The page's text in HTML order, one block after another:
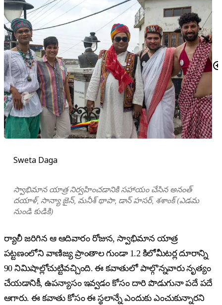
Sweta Daga
స్వాభిమాన యాత్ర నిర్వహించడానికి సహాయం చేసిన అనంత్
దయాళ్, సాన్యా జైన్, మనీశ్ థాపా, డాన్ హసర్, శశాంక్ (ఎడమ
నుండి కుడికి)
ర్యాలీ జరిగిన ఆ ఆదివారం రోజున, స్వాభిమాన యాత్ర
పట్టణంలోని వాణిజ్య ప్రాంతాల గుండా 1.2 కిలోమీటర్ల దూరాన్ని
90 నిమిషాల్లోచుట్టివచ్చింది. ఈ కవాతులో పాల్గొన్నవారు నృత్యం
చేయడానికీ, ఉపన్యాసం ఇవ్వడం కోసం దారి పొడుగునా పదే పదే
ఆగారు. ఈ కవాతు కోసం ఈ స్థలాన్నే ఎందుకు ఎంచుకున్నారని